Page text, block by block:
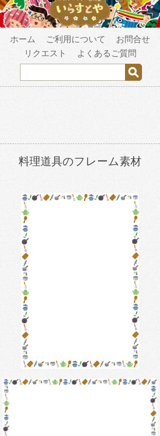
ホーム ご利用について
お問合せ
リクエスト
よくあるご質問
料理道具のフレーム素材